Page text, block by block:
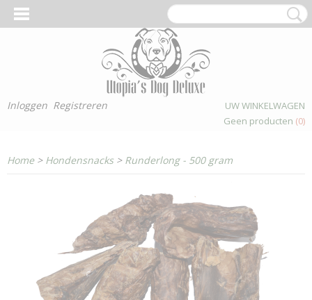
Inloggen Registreren
UW WINKELWAGEN
Geen producten (0)
Home> Hondensnacks > Runderlong - 500 gram